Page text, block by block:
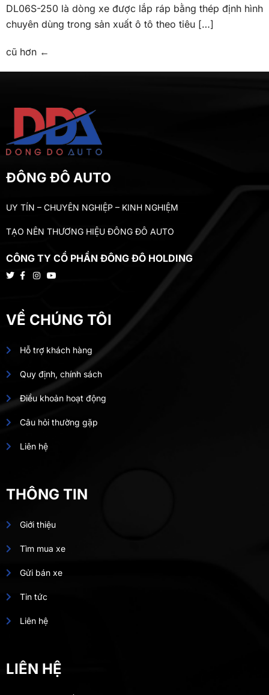
DL06S-250 là dòng xe được lắp ráp bằng thép định hình
chuyên dùng trong sản xuất ô tô theo tiêu […]
cũ hơn ←
ĐÔNG ĐÔ AUTO
UY TÍN – CHUYÊN NGHIỆP – KINH NGHIỆM
TẠO NÊN THƯƠNG HIỆU ĐÔNG ĐÔ AUTO
CÔNG TY CỔ PHẦN ĐÔNG ĐÔ HOLDING
VỀ CHÚNG TÔI
Hỗ trợ khách hàng
Quy định, chính sách
Điều khoản hoạt động
Câu hỏi thường gặp
Liên hệ
THÔNG TIN
Giới thiệu
Tìm mua xe
Gửi bán xe
Tin tức
Liên hệ
LIÊN HỆ